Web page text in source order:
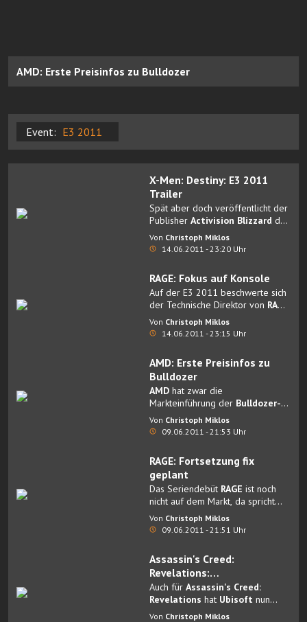
AMD: Erste Preisinfos zu Bulldozer
Event: E3 2011
X-Men: Destiny: E3 2011
Trailer
Spät aber doch veröffentlicht der
Publisher Activision Blizzard den
E3 Trailer
zuX-Men: Destiny
Von Christoph Miklos
14.06.2011 - 23:20 Uhr
RAGE: Fokus auf Konsole
Auf der E3 2011 beschwerte sich
der Technische Direktor von RAGE
, John Carmack, noch über den
allgemein schlechten Support des
PC-Programmierung“.
Von Christoph Miklos
14.06.2011 - 23:15 Uhr
AMD: Erste Preisinfos zu
Bulldozer
AMD hat zwar die
Markteinführung der Bulldozer-
Prozessoren auf Ende des
Sommers verschoben, lässt sich
Von Christoph Miklos
09.06.2011 - 21:53 Uhr
RAGE: Fortsetzung fix
geplant
Das Seriendebüt RAGE ist noch
nicht auf dem Markt, da spricht
Branchen-Urgestein und id-
Software-Mitbegründer John
Von Christoph Miklos
09.06.2011 - 21:51 Uhr
Assassin's Creed:
Revelations:
Veröffentlichungsdatum
Auch für Assassin's Creed:
Revelations hat Ubisoft nun
einen fixen Verkaufsstart
Von Christoph Miklos